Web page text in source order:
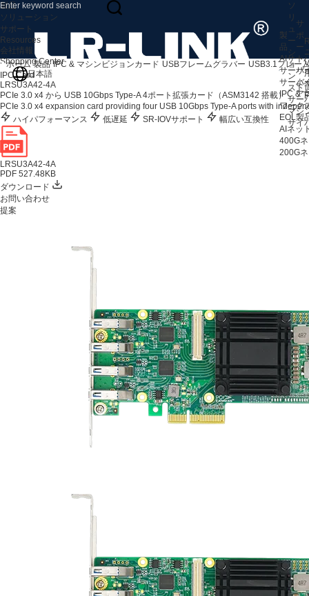
製
品
AIサー
サーバ
サーバ
IPC &
ワーク
EOL製
AIネッ
400G
200G
ソ
リ
ュ
ー
シ
ョ
ン
スト
サー
マシ
サイ
サ
ポ
ー
ト
サ
よ
ア
製品
ソリューション
サポート
Resources
会社情報
Shopping Center
日本語
ホーム 製品 IPC & マシンビジョンカード USBフレームグラバー USB3.1フレー
IPC Card
LRSU3A42-4A
PCIe 3.0 x4 から USB 10Gbps Type-A 4ポート拡張カード（ASM3142 搭載）
PCIe 3.0 x4 expansion card providing four USB 10Gbps Type-A ports with
ハイパフォーマンス
低遅延 SR-IOVサポート 幅広い互換性
LRSU3A42-4A
PDF 527.48KB
ダウンロード
お問い合わせ
提案